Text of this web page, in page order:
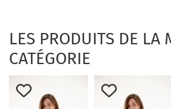
LES PRODUITS DE LA
CATÉGORIE